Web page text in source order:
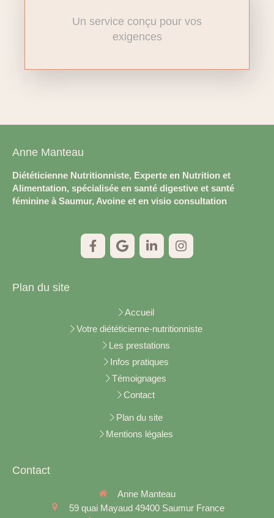
Un service conçu pour vos
exigences
Anne Manteau
Diététicienne Nutritionniste, Experte en Nutrition et
Alimentation, spécialisée en santé digestive et santé
féminine à Saumur, Avoine et en visio consultation
Plan du site
Accueil
Votre diététicienne-nutritionniste
Les prestations
Infos pratiques
Témoignages
Contact
Plan du site
Mentions légales
Contact
Anne Manteau
59 quai Mayaud 49400 Saumur France